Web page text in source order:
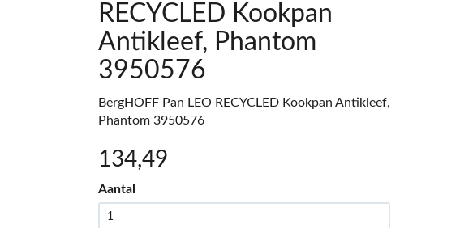
RECYCLED Kookpan
Antikleef, Phantom
3950576
BergHOFF Pan LEO RECYCLED Kookpan Antikleef,
Phantom 3950576
134,49
Aantal